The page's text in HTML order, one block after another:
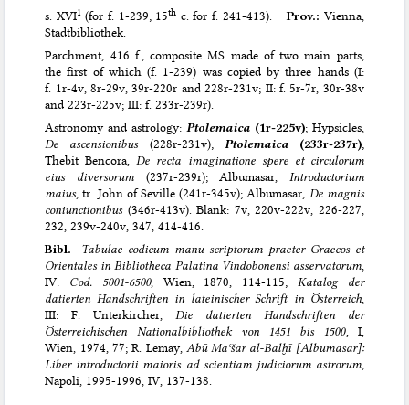
s. XVI1(for f. 1-239; 15th c. for f. 241-413). Prov.: Vienna,
Stadtbibliothek.
Parchment, 416 f., composite MS made of two main parts,
the first of which (f. 1-239) was copied by three hands (I:
f. 1r-4v, 8r-29v, 39r-220r and 228r-231v; II: f. 5r-7r, 30r-38v
and 223r-225v; III: f. 233r-239r).
Astronomy and astrology: Ptolemaica(1r-225v); Hypsicles,
De ascensionibus(228r-231v); Ptolemaica(233r-237r);
Thebit Bencora, De recta imaginatione spere et circulorum
eius diversorum(237r-239r); Albumasar, Introductorium
maius, tr. John of Seville (241r-345v); Albumasar, De magnis
coniunctionibus(346r-413v). Blank: 7v, 220v-222v, 226-227,
232, 239v-240v, 347, 414-416.
Bibl. Tabulae codicum manu scriptorum praeter Graecos et
Orientales in Bibliotheca Palatina Vindobonensi asservatorum,
IV: Cod. 5001-6500, Wien, 1870, 114-115; Katalog der
datierten Handschriften in lateinischer Schrift in Österreich,
III: F. Unterkircher, Die datierten Handschriften der
Österreichischen Nationalbibliothek von 1451 bis 1500, I,
Wien, 1974, 77; R. Lemay, Abū Maʿšar al-Balḫī [Albumasar]:
Liber introductorii maioris ad scientiam judiciorum astrorum,
Napoli, 1995-1996, IV, 137-138.